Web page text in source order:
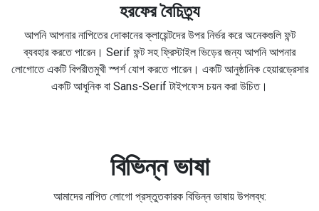
হরফের বৈচিত্র্য
আপনি আপনার নাপিতের দোকানের ক্লায়েন্টদের উপর নির্ভর করে অনেকগুলি ফন্ট
ব্যবহার করতে পারেন। Serif ফন্ট সহ ফ্রিস্টাইল ভিড়ের জন্য আপনি আপনার
লোগোতে একটি বিপরীতমুখী স্পর্শ যোগ করতে পারেন। একটি আনুষ্ঠানিক হেয়ারড্রেসার
একটি আধুনিক বা Sans-Serif টাইপফেস চয়ন করা উচিত।
বিভিন্ন ভাষা
আমাদের নাপিত লোগো প্রস্তুতকারক বিভিন্ন ভাষায় উপলব্ধ: